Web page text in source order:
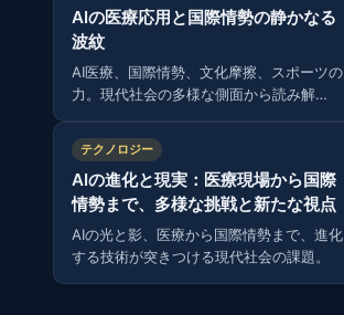
AIの医療応用と国際情勢の静かなる
波紋
AI医療、国際情勢、文化摩擦、スポーツの
力。現代社会の多様な側面から読み解
テクノロジー
AIの進化と現実：医療現場から国際
情勢まで、多様な挑戦と新たな視点
AIの光と影、医療から国際情勢まで、進化
する技術が突きつける現代社会の課題。